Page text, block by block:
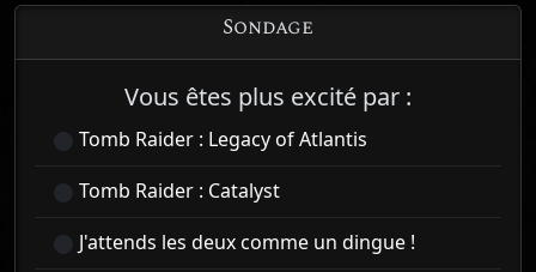
Sondage
Vous êtes plus excité par :
Tomb Raider : Legacy of Atlantis
Tomb Raider : Catalyst
J'attends les deux comme un dingue !